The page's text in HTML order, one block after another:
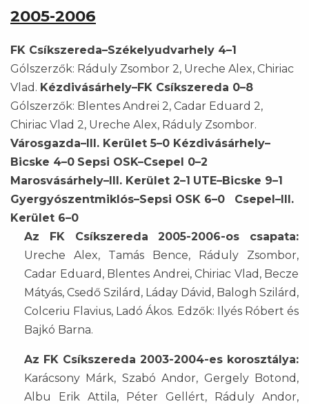
2005-2006
FK Csíkszereda–Székelyudvarhely 4–1
Gólszerzők: Ráduly Zsombor 2, Ureche Alex, Chiriac
Vlad. Kézdivásárhely–FK Csíkszereda 0–8
Gólszerzők: Blentes Andrei 2, Cadar Eduard 2,
Chiriac Vlad 2, Ureche Alex, Ráduly Zsombor.
Városgazda–III. Kerület 5–0 Kézdivásárhely–
Bicske 4–0 Sepsi OSK–Csepel 0–2
Marosvásárhely–III. Kerület 2–1 UTE–Bicske 9–1
Gyergyószentmiklós–Sepsi OSK 6–0
Csepel–III.
Kerület 6–0
Az FK Csíkszereda 2005-2006-os csapata:
Ureche Alex, Tamás Bence, Ráduly Zsombor,
Cadar Eduard, Blentes Andrei, Chiriac Vlad, Becze
Mátyás, Csedő Szilárd, Láday Dávid, Balogh Szilárd,
Colceriu Flavius, Ladó Ákos. Edzők: Ilyés Róbert és
Bajkó Barna.
Az FK Csíkszereda 2003-2004-es korosztálya:
Karácsony Márk, Szabó Andor, Gergely Botond,
Albu Erik Attila, Péter Gellért, Ráduly Andor,